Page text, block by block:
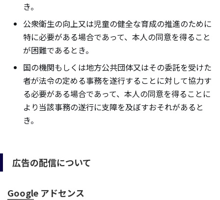
き。
公衆衛生の向上又は児童の健全な育成の推進のために
特に必要がある場合であって、本人の同意を得ること
が困難であるとき。
国の機関もしくは地方公共団体又はその委託を受けた
者が法令の定める事務を遂行することに対して協力す
る必要がある場合であって、本人の同意を得ることに
より当該事務の遂行に支障を及ぼすおそれがあると
き。
広告の配信について
Google アドセンス